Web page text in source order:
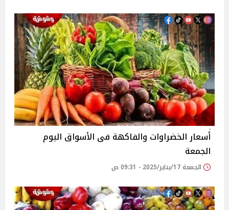
أسعار الخضراوات والفاكهة فى الأسواق‎‎ اليوم
الجمعة
الجمعة 17/يناير/2025 - 09:31 ص